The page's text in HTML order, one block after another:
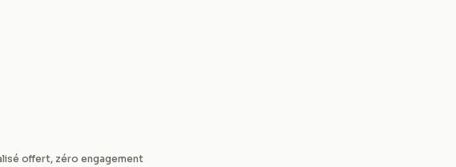
offert, zéro engagement